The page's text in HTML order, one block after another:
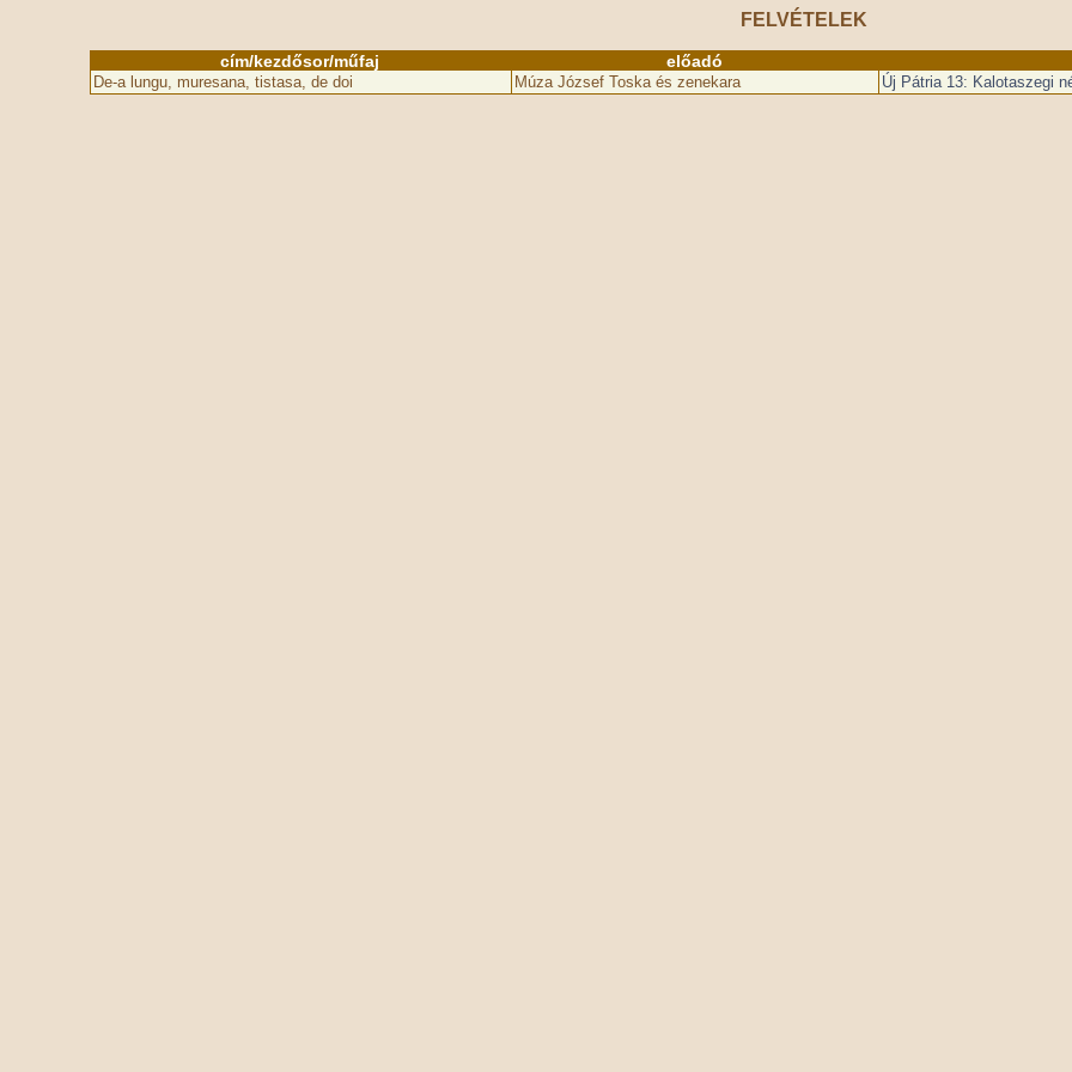
FELVÉTELEK
cím/kezdősor/műfaj előadó
De-a lungu, muresana, tistasa, de doi Múza József Toska és zenekara Új Pátria 13: Kalotaszegi